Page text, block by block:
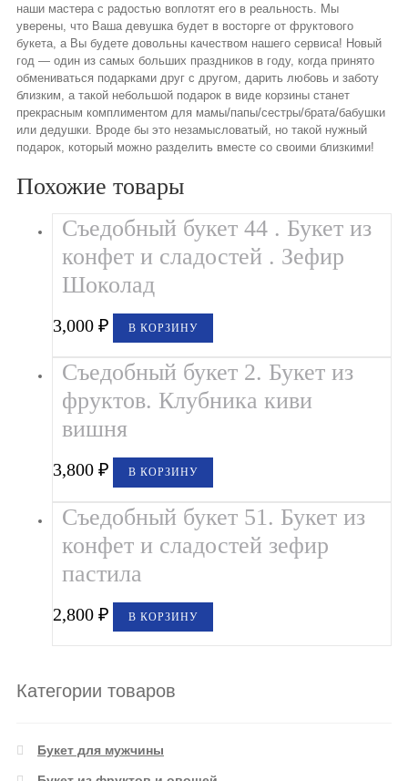
наши мастера с радостью воплотят его в реальность. Мы
уверены, что Ваша девушка будет в восторге от фруктового
букета, а Вы будете довольны качеством нашего сервиса! Новый
год — один из самых больших праздников в году, когда принято
обмениваться подарками друг с другом, дарить любовь и заботу
близким, а такой небольшой подарок в виде корзины станет
прекрасным комплиментом для мамы/папы/сестры/брата/бабушки
или дедушки. Вроде бы это незамысловатый, но такой нужный
подарок, который можно разделить вместе со своими близкими!
Похожие товары
Съедобный букет 44 . Букет из
конфет и сладостей . Зефир
Шоколад
3,000₽ В КОРЗИНУ
Съедобный букет 2. Букет из
фруктов. Клубника киви
вишня
3,800₽ В КОРЗИНУ
Съедобный букет 51. Букет из
конфет и сладостей зефир
пастила
2,800₽ В КОРЗИНУ
Категории товаров
Букет для мужчины